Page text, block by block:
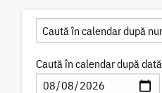
Caută în calendar după dată